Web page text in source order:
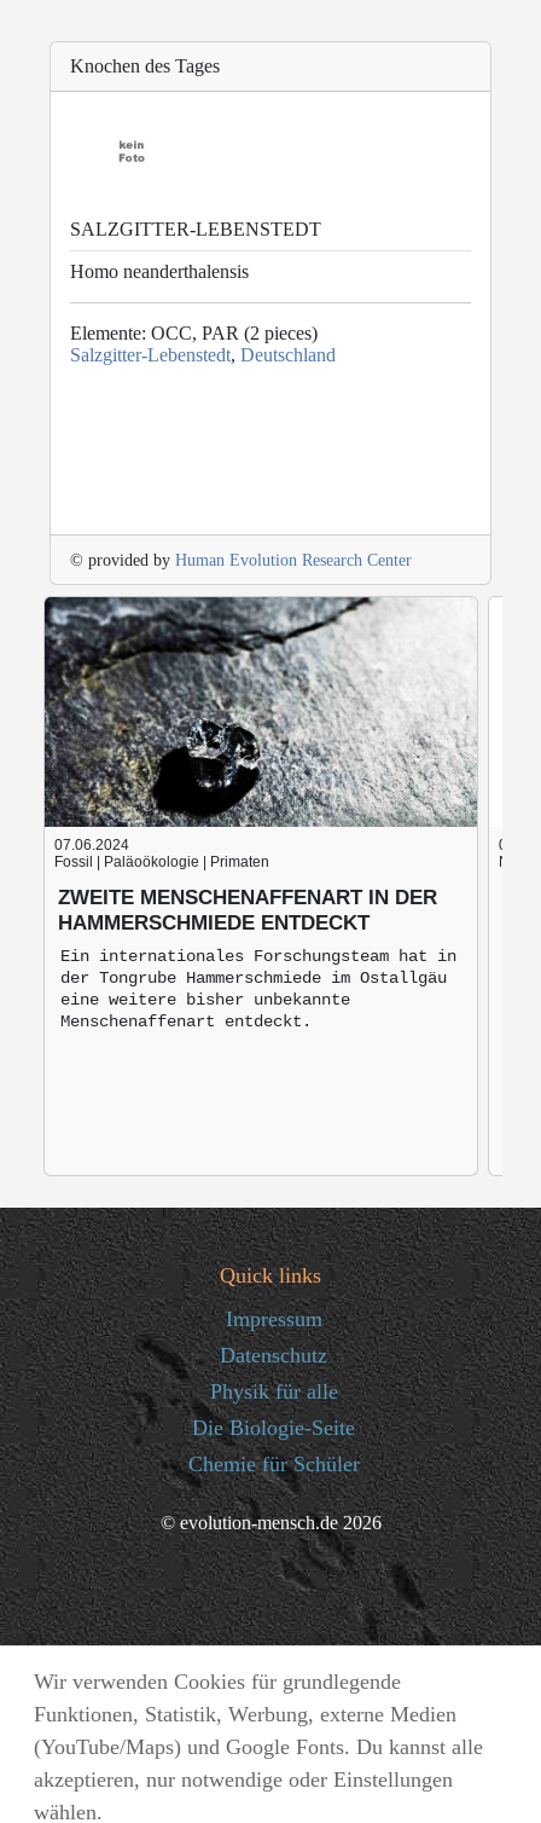
Wir verwenden Cookies für grundlegende
Funktionen, Statistik, Werbung, externe Medien
(YouTube/Maps) und Google Fonts. Du kannst alle
akzeptieren, nur notwendige oder Einstellungen
wählen.
Knochen des Tages
SALZGITTER-LEBENSTEDT
Homo neanderthalensis
Elemente: OCC, PAR (2 pieces)
Salzgitter-Lebenstedt, Deutschland
© provided by Human Evolution Research Center
07.06.2024
Fossil | Paläoökologie | Primaten
ZWEITE MENSCHENAFFENART IN DER
HAMMERSCHMIEDE ENTDECKT
Ein internationales Forschungsteam hat in
der Tongrube Hammerschmiede im Ostallgäu
eine weitere bisher unbekannte
Menschenaffenart entdeckt.
Nach
Quick links
Impressum
Datenschutz
Physik für alle
Die Biologie-Seite
Chemie für Schüler
© evolution-mensch.de 2026